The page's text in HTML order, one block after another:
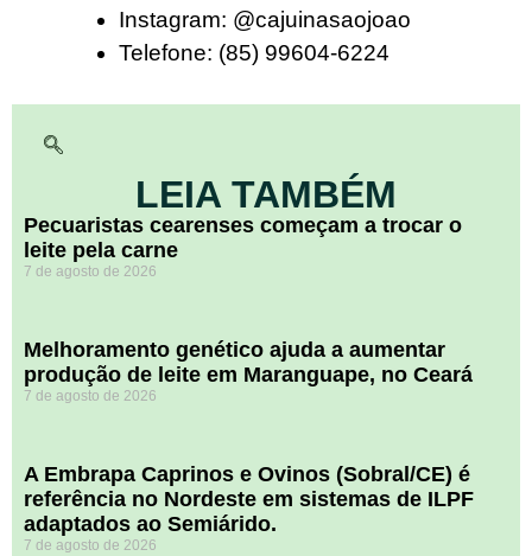
Instagram: @cajuinasaojoao
Telefone: (85) 99604-6224
LEIA TAMBÉM
Pecuaristas cearenses começam a trocar o
leite pela carne
7 de agosto de 2026
Melhoramento genético ajuda a aumentar
produção de leite em Maranguape, no Ceará
7 de agosto de 2026
A Embrapa Caprinos e Ovinos (Sobral/CE) é
referência no Nordeste em sistemas de ILPF
adaptados ao Semiárido.
7 de agosto de 2026